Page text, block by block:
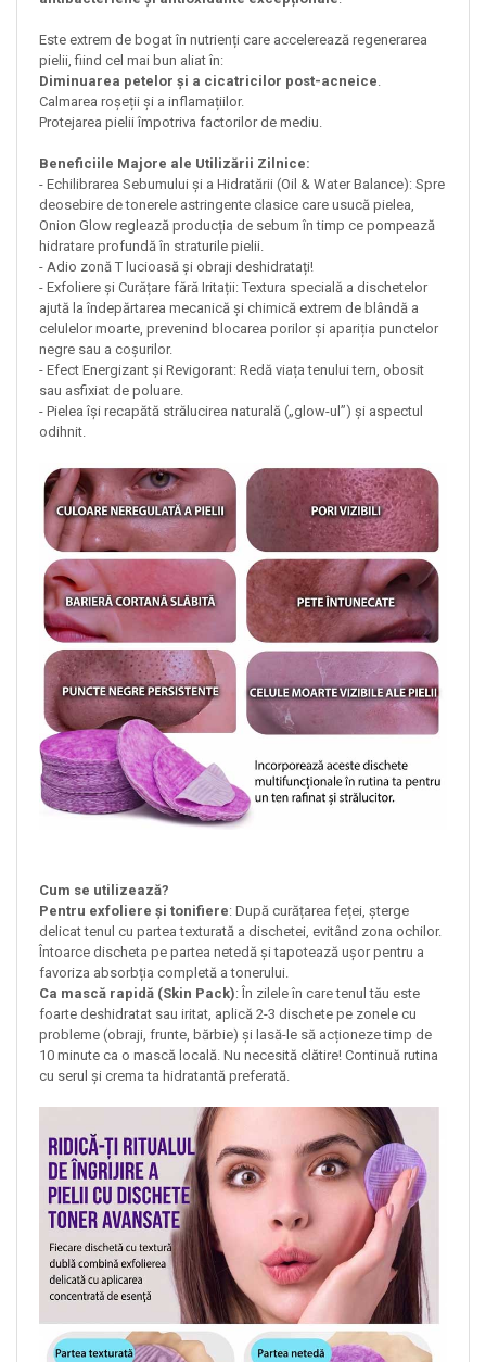
Este extrem de bogat în nutrienți care accelerează regenerarea
pielii, fiind cel mai bun aliat în:
Diminuarea petelor și a cicatricilor post-acneice.
Calmarea roșeții și a inflamațiilor.
Protejarea pielii împotriva factorilor de mediu.
Beneficiile Majore ale Utilizării Zilnice:
- Echilibrarea Sebumului și a Hidratării (Oil & Water Balance): Spre
deosebire de tonerele astringente clasice care usucă pielea,
Onion Glow reglează producția de sebum în timp ce pompează
hidratare profundă în straturile pielii.
- Adio zonă T lucioasă și obraji deshidratați!
- Exfoliere și Curățare fără Iritații: Textura specială a dischetelor
ajută la îndepărtarea mecanică și chimică extrem de blândă a
celulelor moarte, prevenind blocarea porilor și apariția punctelor
negre sau a coșurilor.
- Efect Energizant și Revigorant: Redă viața tenului tern, obosit
sau asfixiat de poluare.
- Pielea își recapătă strălucirea naturală („glow-ul”) și aspectul
odihnit.
Cum se utilizează?
Pentru exfoliere și tonifiere: După curățarea feței, șterge
delicat tenul cu partea texturată a dischetei, evitând zona ochilor.
Întoarce discheta pe partea netedă și tapotează ușor pentru a
favoriza absorbția completă a tonerului.
Ca mască rapidă (Skin Pack): În zilele în care tenul tău este
foarte deshidratat sau iritat, aplică 2-3 dischete pe zonele cu
probleme (obraji, frunte, bărbie) și lasă-le să acționeze timp de
10 minute ca o mască locală. Nu necesită clătire! Continuă rutina
cu serul și crema ta hidratantă preferată.